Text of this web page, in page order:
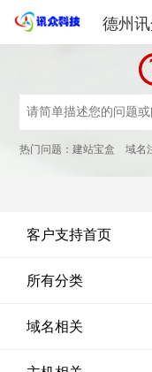
德州
热门问题：建站宝盒 域名
客户支持首页
所有分类
域名相关